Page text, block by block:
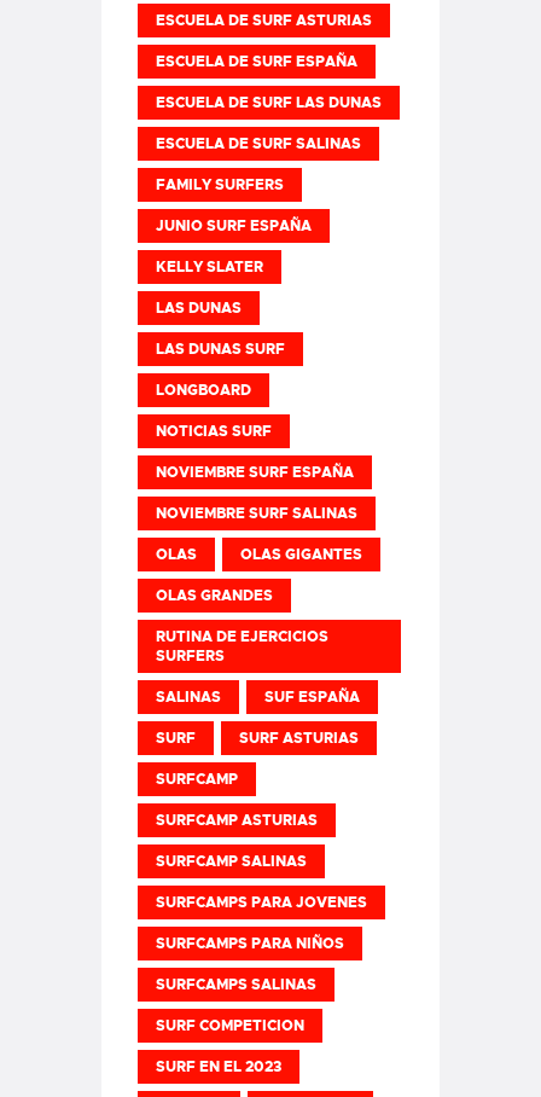
ESCUELA DE SURF ASTURIAS
ESCUELA DE SURF ESPAÑA
ESCUELA DE SURF LAS DUNAS
ESCUELA DE SURF SALINAS
FAMILY SURFERS
JUNIO SURF ESPAÑA
KELLY SLATER
LAS DUNAS
LAS DUNAS SURF
LONGBOARD
NOTICIAS SURF
NOVIEMBRE SURF ESPAÑA
NOVIEMBRE SURF SALINAS
OLAS OLAS GIGANTES
OLAS GRANDES
RUTINA DE EJERCICIOS
SURFERS
SALINAS SUF ESPAÑA
SURF SURF ASTURIAS
SURFCAMP
SURFCAMP ASTURIAS
SURFCAMP SALINAS
SURFCAMPS PARA JOVENES
SURFCAMPS PARA NIÑOS
SURFCAMPS SALINAS
SURF COMPETICION
SURF EN EL 2023